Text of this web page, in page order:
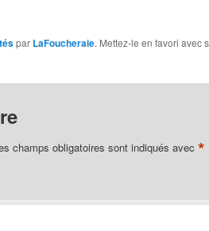
par LaFoucheraie. Mettez-le en favori avec
champs obligatoires sont indiqués avec *